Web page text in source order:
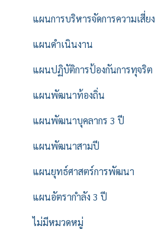
แผนการบริหารจัดการความเสี่ยง
แผนดำเนินงาน
แผนปฏิบัติการป้องกันการทุจริต
แผนพัฒนาท้องถิ่น
แผนพัฒนาบุคลากร 3 ปี
แผนพัฒนาสามปี
แผนยุทธ์ศาสตร์การพัฒนา
แผนอัตรากำลัง 3 ปี
ไม่มีหมวดหมู่